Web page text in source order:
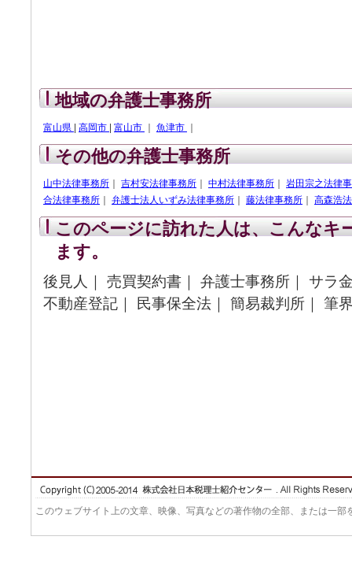
地域の弁護士事務所
富山県 高岡市 富山市 魚津市
その他の弁護士事務所
山中法律事務所 吉村安法律事務所 中村法律事務所
岩田宗之法律
合法律事務所
弁護士法人いずみ法律事務所 藤法律事務所 高森浩
このページに訪れた人は、こんなキ
ます。
後見人｜ 売買契約書｜ 弁護士事務所｜ サラ
不動産登記｜ 民事保全法｜ 簡易裁判所｜ 筆
このウェブサイト上の文章、映像、写真などの著作物の全部、または一